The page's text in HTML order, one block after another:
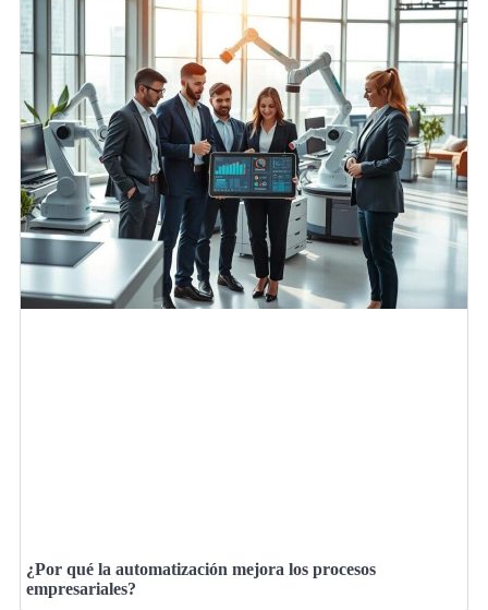
¿Por qué la automatización mejora los procesos
empresariales?